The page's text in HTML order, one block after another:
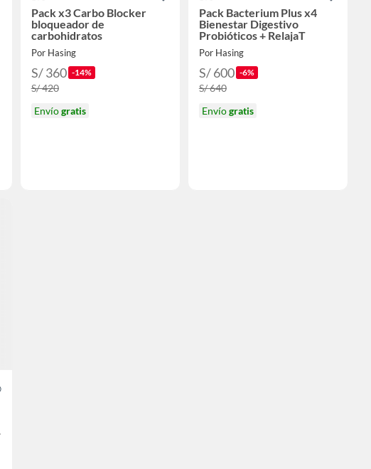
Pack x3 Carbo Blocker
bloqueador de
carbohidratos
Por Hasing
S/ 360 -14%
S/ 420
Envíogratis
Pack Bacterium Plus x4
Bienestar Digestivo
Probióticos + RelajaT
Por Hasing
S/ 600 -6%
S/ 640
Envíogratis